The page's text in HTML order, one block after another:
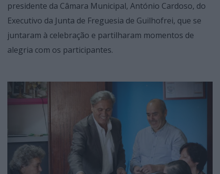
presidente da Câmara Municipal, António Cardoso, do
Executivo da Junta de Freguesia de Guilhofrei, que se
juntaram à celebração e partilharam momentos de
alegria com os participantes.